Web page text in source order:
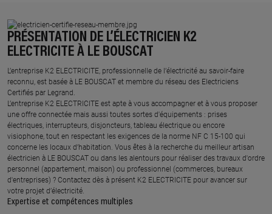
PRÉSENTATION DE L’ÉLECTRICIEN K2
ELECTRICITE À LE BOUSCAT
L’entreprise K2 ELECTRICITE, professionnelle de l’électricité au savoir-faire
reconnu, est basée à LE BOUSCAT et membre du réseau des Electriciens
Certifiés par Legrand.​
L’entreprise K2 ELECTRICITE est apte à vous accompagner et à vous proposer
une offre connectée mais aussi toutes sortes d'équipements : prises
électriques, interrupteurs, disjoncteurs, tableau électrique ou encore
visiophone, tout en respectant les exigences de la norme NF C 15-100 qui
concerne les locaux d’habitation. Vous êtes à la recherche du meilleur artisan
électricien à LE BOUSCAT ou dans les alentours pour réaliser des travaux d'ordre
personnel (appartement, maison) ou professionnel (commerces, bureaux
d'entreprises) ? Contactez dès à présent K2 ELECTRICITE pour avancer sur
votre projet d’électricité.
Expertise et compétences multiples​